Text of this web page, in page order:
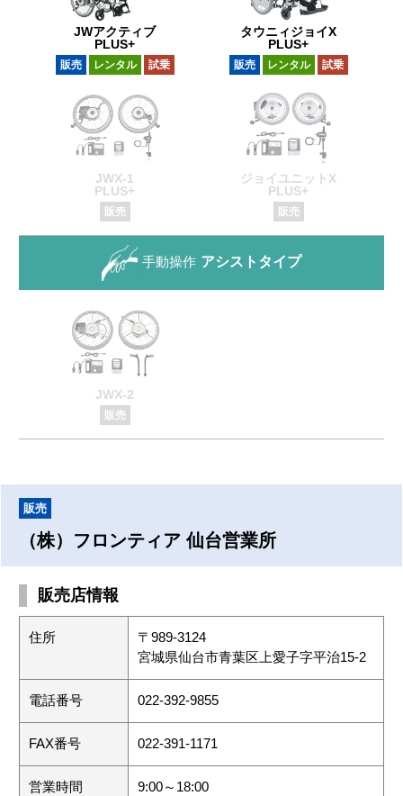
JWアクティブ
PLUS+
販売 レンタル 試乗
タウニィジョイX
PLUS+
販売 レンタル 試乗
JWX-1
PLUS+
販売
ジョイユニットX
PLUS+
販売
手動操作 アシストタイプ
JWX-2
販売
（株）フロンティア 仙台営業所
販売
販売店情報
住所
〒989-3124
宮城県仙台市青葉区上愛子字平治15-2
電話番号 022-392-9855
FAX番号 022-391-1171
営業時間 9:00～18:00